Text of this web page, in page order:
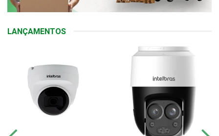
LANÇAMENTOS